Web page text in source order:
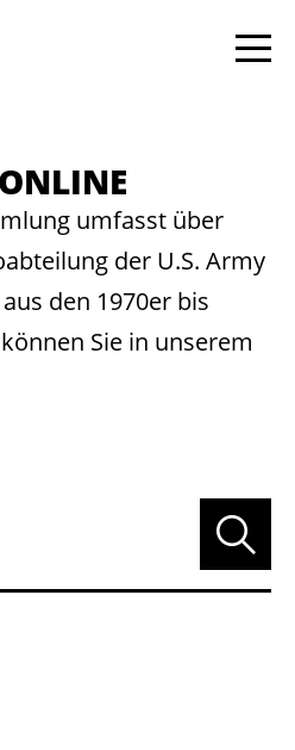
umfasst über
der U.S. Army
den 1970er bis
Sie in unserem